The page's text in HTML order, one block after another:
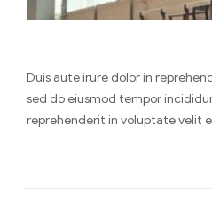
Duis aute irure dolor in
sed do eiusmod tempor
reprehenderit in voluptate velit